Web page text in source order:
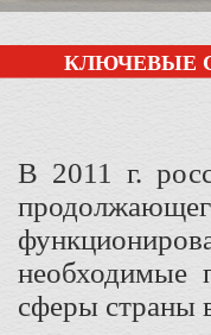
КЛЮЧЕВЫЕ
В 2011 г.
необходимые
сферы страны